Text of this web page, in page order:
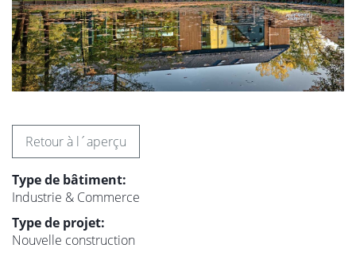
Retour à l´aperçu
Type de bâtiment:
Industrie & Commerce
Type de projet:
Nouvelle construction